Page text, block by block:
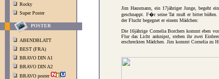
Rocky
Super Poster
POSTER
ABENDBLATT
BEST (FRA)
BRAVO DIN A1
BRAVO DIN A2
BRAVO poster
Jim Hausmann, ein 17jähriger Junge, begeht
geschnappt. F�r seine Tat muß er bitter
der Flucht begegnet er einem Mädchen:
Die 16jährige Cornelia Borchers kommt eben
Flur das Licht anknipst, stehen ihr zwei
erschreckten Mädchen. Jim kommt Cornelia zu